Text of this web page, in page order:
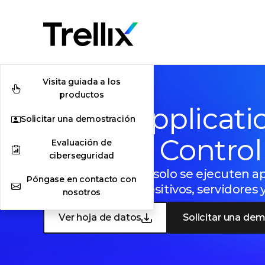
Visita guiada a los
productos
Solicitar una demostración
Evaluación de
ciberseguridad
Póngase en contacto con
nosotros
Trellix
Change Control
Asegúrese de que solo se ejecuten
confianza en dispositivos,
Ver hoja de datos Solicitar una